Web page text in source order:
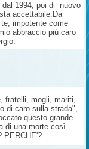
dal 1994, poi di nuovo
accettabile.Da
impotente come
abbraccio più caro
fratelli, mogli, mariti,
di caro sulla strada",
questo grande
di una morte così
PERCHE'?